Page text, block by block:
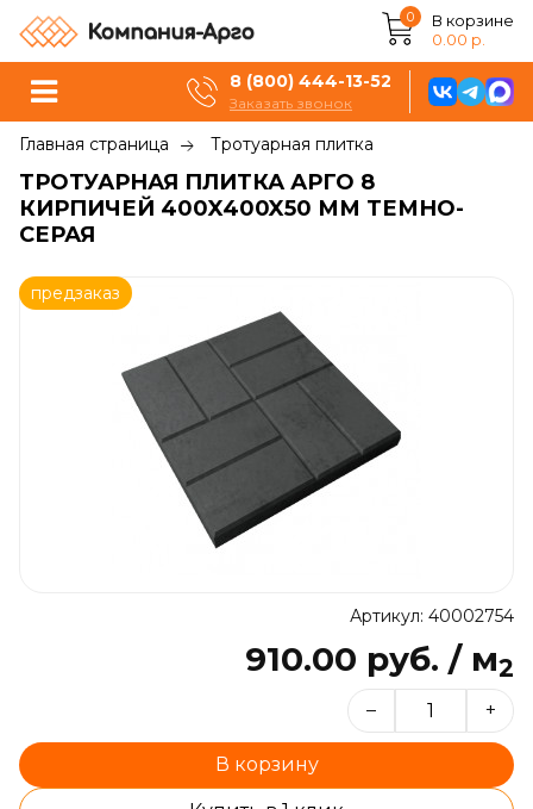
0
В корзине
0.00 р.
8 (800) 444-13-52
Заказать звонок
Главная страница Тротуарная плитка
ТРОТУАРНАЯ ПЛИТКА АРГО 8
КИРПИЧЕЙ 400X400X50 ММ ТЕМНО-
СЕРАЯ
предзаказ
Артикул: 40002754
910.00 руб. / м2
– +
В корзину